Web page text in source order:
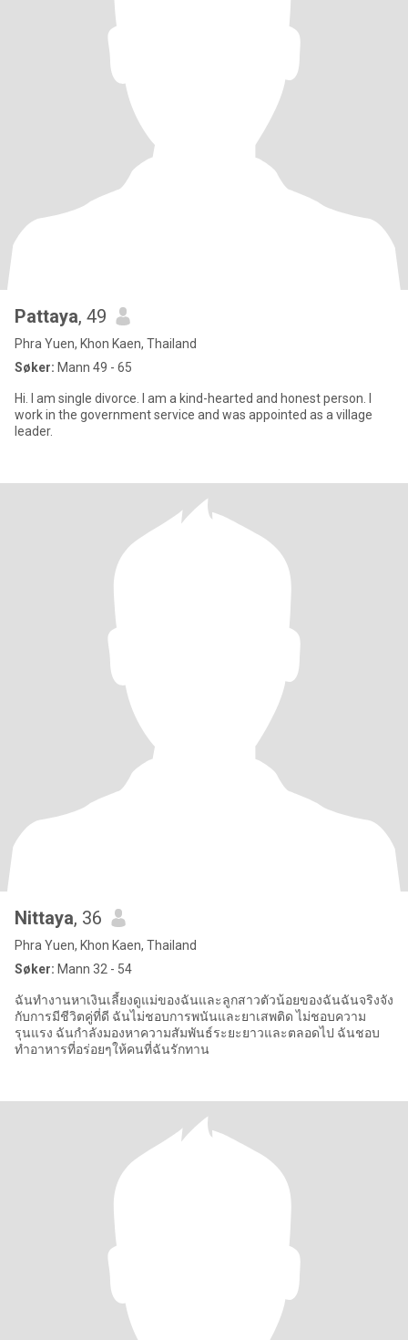
Pattaya, 49
Phra Yuen, Khon Kaen, Thailand
Søker: Mann 49 - 65
Hi. I am single divorce. I am a kind-hearted and honest person. I
work in the government service and was appointed as a village
leader.
Nittaya, 36
Phra Yuen, Khon Kaen, Thailand
Søker: Mann 32 - 54
ฉันทำงานหาเงินเลี้ยงดูแม่ของฉันและลูกสาวตัวน้อยของฉันฉันจริงจัง
กับการมีชีวิตคู่ที่ดี ฉันไม่ชอบการพนันและยาเสพติด ไม่ชอบความ
รุนแรง ฉันกำลังมองหาความสัมพันธ์ระยะยาวและตลอดไป ฉันชอบ
ทำอาหารที่อร่อยๆให้คนที่ฉันรักทาน